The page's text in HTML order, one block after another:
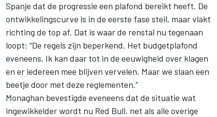
Spanje dat de progressie een plafond bereikt heeft. De
ontwikkelingscurve is in de eerste fase steil, maar vlakt
richting de top af. Dat is waar de renstal nu tegenaan
loopt: “De regels zijn beperkend. Het budgetplafond
eveneens. Ik kan daar tot in de eeuwigheid over klagen
en er iedereen mee blijven vervelen. Maar we slaan een
beetje door met deze reglementen.”
Monaghan bevestigde eveneens dat de situatie wat
ingewikkelder wordt nu Red Bull, net als alle overige